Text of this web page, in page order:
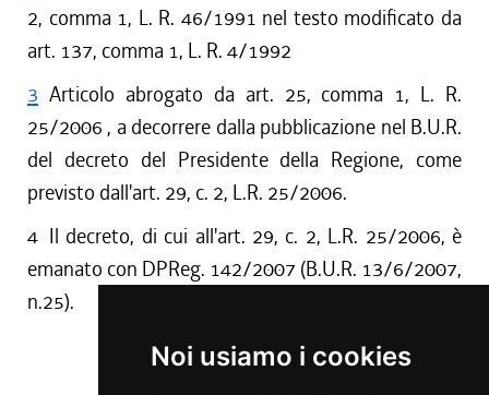
Noi usiamo i cookies
2, comma 1, L. R. 46/1991 nel testo modificato da
art. 137, comma 1, L. R. 4/1992
3 Articolo abrogato da art. 25, comma 1, L. R.
25/2006 , a decorrere dalla pubblicazione nel B.U.R.
del decreto del Presidente della Regione, come
previsto dall'art. 29, c. 2, L.R. 25/2006.
4 Il decreto, di cui all'art. 29, c. 2, L.R. 25/2006, è
emanato con DPReg. 142/2007 (B.U.R. 13/6/2007,
n.25).
Art. 13